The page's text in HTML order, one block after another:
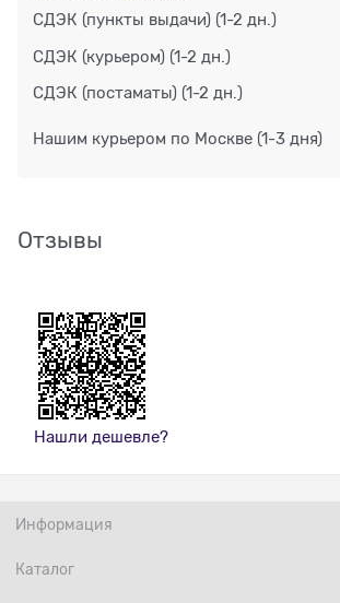
СДЭК (пункты выдачи) (1-2 дн.)
СДЭК (курьером) (1-2 дн.)
СДЭК (постаматы) (1-2 дн.)
Нашим курьером по Москве (1-3 дня)
Отзывы
Нашли дешевле?
Информация
Каталог